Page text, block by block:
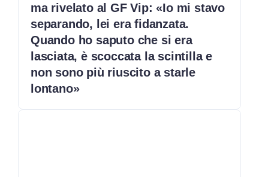
ma rivelato al GF Vip: «Io mi stavo
separando, lei era fidanzata.
Quando ho saputo che si era
lasciata, è scoccata la scintilla e
non sono più riuscito a starle
lontano»